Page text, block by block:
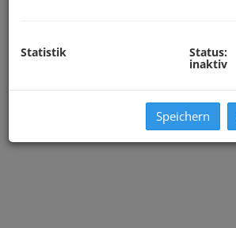
Statistik Status:
inaktiv
Speichern